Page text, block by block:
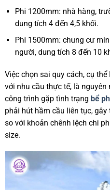
Phi 1200mm: nhà hàng,
dung tích 4 đến 4,5 khối.
Phi 1500mm: chung cư
người, dung tích 8 đến 10
Việc chọn sai quy cách, cụ
với nhu cầu thực tế, là nguyên
công trình gặp tình trạng bể
phải hút hầm cầu liên tục,
so với khoản chênh lệch chi
size.